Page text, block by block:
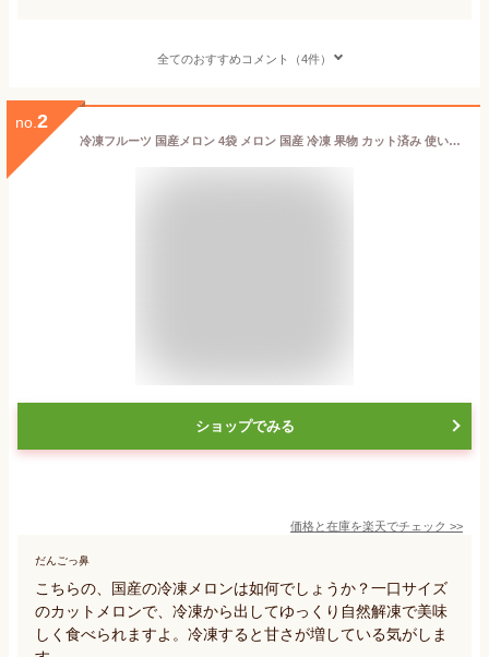
全てのおすすめコメント（4件）
no. 2
冷凍フルーツ 国産メロン 4袋 メロン 国産 冷凍 果物 カット済み 使いやすい カットフルーツ 一口サイズ デザート 冷凍カットフルーツ 国産フルーツ スムージー デトックスウォーター NORUCA
ショップでみる
価格と在庫を楽天でチェック >>
だんごっ鼻
こちらの、国産の冷凍メロンは如何でしょうか？一口サイズ
のカットメロンで、冷凍から出してゆっくり自然解凍で美味
しく食べられますよ。冷凍すると甘さが増している気がしま